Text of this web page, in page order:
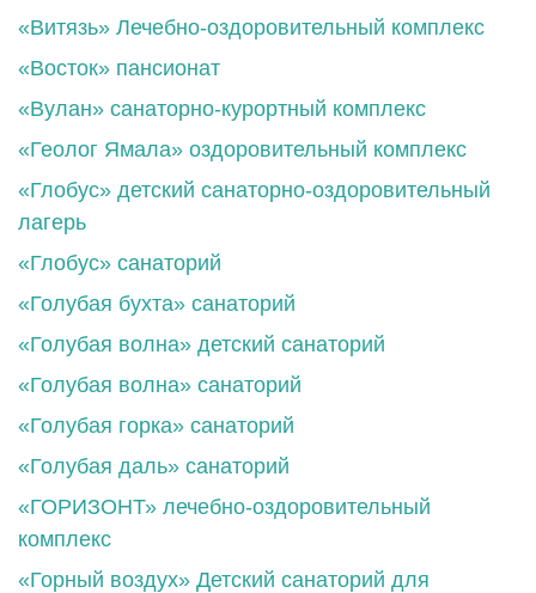
«Витязь» Лечебно-оздоровительный комплекс
«Восток» пансионат
«Вулан» санаторно-курортный комплекс
«Геолог Ямала» оздоровительный комплекс
«Глобус» детский санаторно-оздоровительный
лагерь
«Глобус» санаторий
«Голубая бухта» санаторий
«Голубая волна» детский санаторий
«Голубая волна» санаторий
«Голубая горка» санаторий
«Голубая даль» санаторий
«ГОРИЗОНТ» лечебно-оздоровительный
комплекс
«Горный воздух» Детский санаторий для